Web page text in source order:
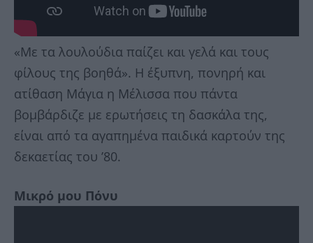
«Mε τα λουλούδια παίζει και γελά και τους
φίλους της βοηθά». Η έξυπνη, πονηρή και
ατίθαση Μάγια η Μέλισσα που πάντα
βομβάρδιζε με ερωτήσεις τη δασκάλα της,
είναι από τα αγαπημένα παιδικά καρτούν της
δεκαετίας του ’80.
Μικρό μου Πόνυ